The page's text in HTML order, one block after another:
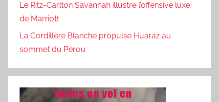
Le Ritz-Carlton Savannah illustre l’offensive luxe
de Marriott
La Cordillère Blanche propulse Huaraz au
sommet du Pérou